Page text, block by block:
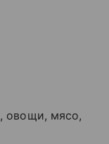
овощи, мясо,